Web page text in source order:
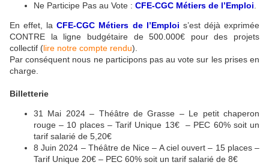
Ne Participe Pas au Vote : CFE-CGC Métiers de l’Emploi
En effet, laCFE-CGC Métiers de l’Emploi s’est déjà exprimée
CONTRE la ligne budgétaire de 500.000€ pour des projets
collectif (lire notre compte rendu).
Par conséquent nous ne participons pas au vote sur les prises en
charge.
Billetterie
31 Mai 2024 – Théâtre de Grasse – Le petit chaperon
rouge – 10 places – Tarif Unique 13€ – PEC 60% soit un
tarif salarié de 5,20€
8 Juin 2024 – Théâtre de Nice – A ciel ouvert – 15 places –
Tarif Unique 20€ – PEC 60% soit un tarif salarié de 8€